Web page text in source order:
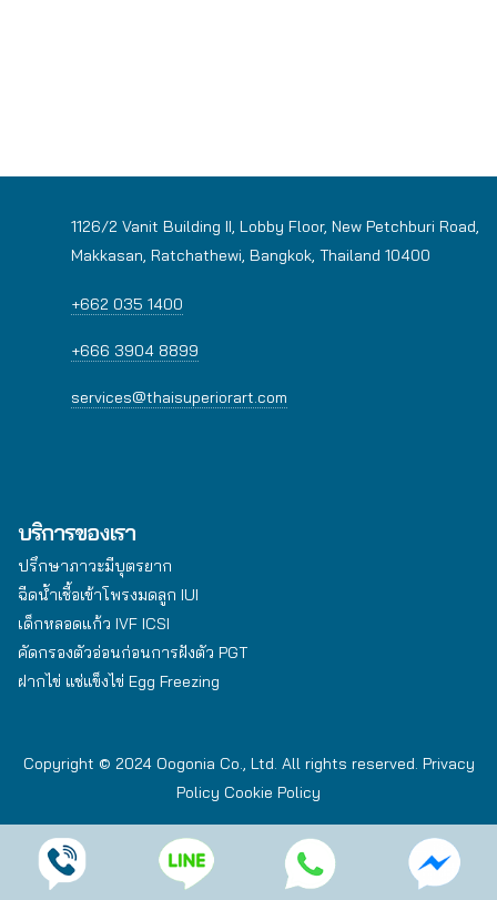
1126/2 Vanit Building II, Lobby Floor, New Petchburi Road,
Makkasan, Ratchathewi, Bangkok, Thailand 10400
+662 035 1400
+666 3904 8899
services@thaisuperiorart.com
บริการของเรา
ปรึกษาภาวะมีบุตรยาก
ฉีดน้ำเชื้อเข้าโพรงมดลูก IUI
เด็กหลอดแก้ว IVF ICSI
คัดกรองตัวอ่อนก่อนการฝังตัว PGT
ฝากไข่ แช่แข็งไข่ Egg Freezing
Copyright © 2024 Oogonia Co., Ltd. All rights reserved. Privacy
Policy Cookie Policy